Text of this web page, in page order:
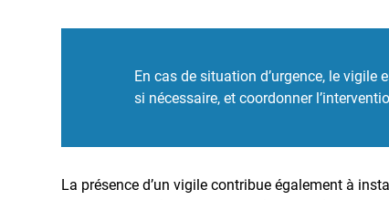
En cas de situation d’urgence, le
si nécessaire, et coordonner
La présence d’un vigile contribue également à